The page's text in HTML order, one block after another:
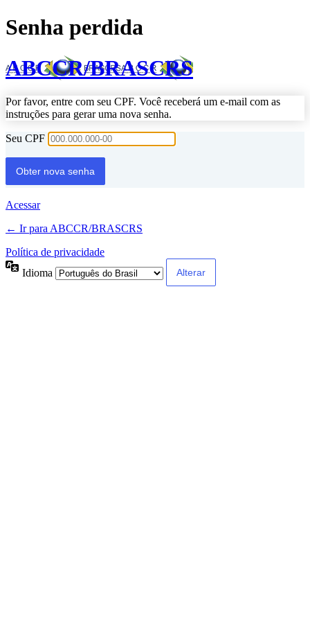
Senha perdida
ABCCR/BRASCRS
Por favor, entre com seu CPF. Você receberá um e-mail com as
instruções para gerar uma nova senha.
Seu CPF
Acessar
← Ir para ABCCR/BRASCRS
Política de privacidade
Idioma